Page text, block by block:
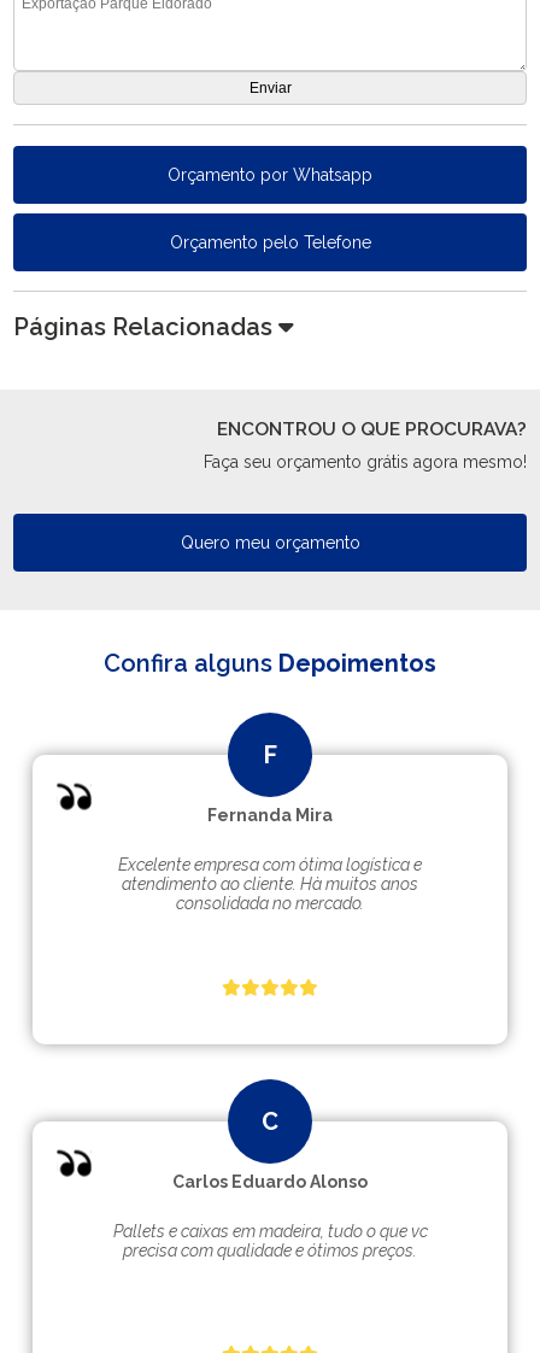
Orçamento por Whatsapp
Orçamento pelo Telefone
Páginas Relacionadas
ENCONTROU O QUE PROCURAVA?
Faça seu orçamento grátis agora mesmo!
Quero meu orçamento
Confira alguns Depoimentos
Fernanda Mira
Excelente empresa com ótima logística e
atendimento ao cliente. Hà muitos anos
consolidada no mercado.
Carlos Eduardo Alonso
Pallets e caixas em madeira, tudo o que vc
precisa com qualidade e ótimos preços.